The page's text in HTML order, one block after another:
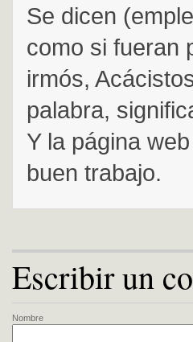
Se dicen
como si fueran
irmós,
palabra,
Y la página
buen trabajo.
Escribir un
Nombre